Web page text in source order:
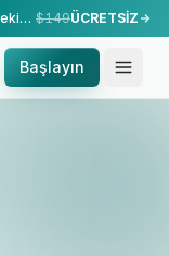
Sizin için yapılmış kurulum — standart kurulum, ekibimiz tarafından yapılır. $149ÜCRETSİZ
Başlayın